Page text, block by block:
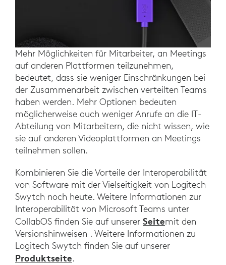
Mehr Möglichkeiten für Mitarbeiter, an Meetings
auf anderen Plattformen teilzunehmen,
bedeutet, dass sie weniger Einschränkungen bei
der Zusammenarbeit zwischen verteilten Teams
haben werden. Mehr Optionen bedeuten
möglicherweise auch weniger Anrufe an die IT-
Abteilung von Mitarbeitern, die nicht wissen, wie
sie auf anderen Videoplattformen an Meetings
teilnehmen sollen.
Kombinieren Sie die Vorteile der Interoperabilität
von Software mit der Vielseitigkeit von Logitech
Swytch noch heute. Weitere Informationen zur
Interoperabilität von Microsoft Teams unter
CollabOS finden Sie auf unserer Seitemit den
Versionshinweisen . Weitere Informationen zu
Logitech Swytch finden Sie auf unserer
Produktseite.